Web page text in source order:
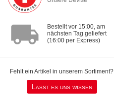
local_shipping
Bestellt vor 15:00, am
nächsten Tag geliefert
(16:00 per Express)
Fehlt ein Artikel in unserem Sortiment?
Lasst es uns wissen